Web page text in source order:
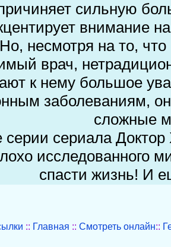
сильную
внимание
несмотря на то,
врач,
к нему большое
заболеваниям,
сложные
сериала
спасти жизнь! И
:: Главная :: Смотреть онлайн::